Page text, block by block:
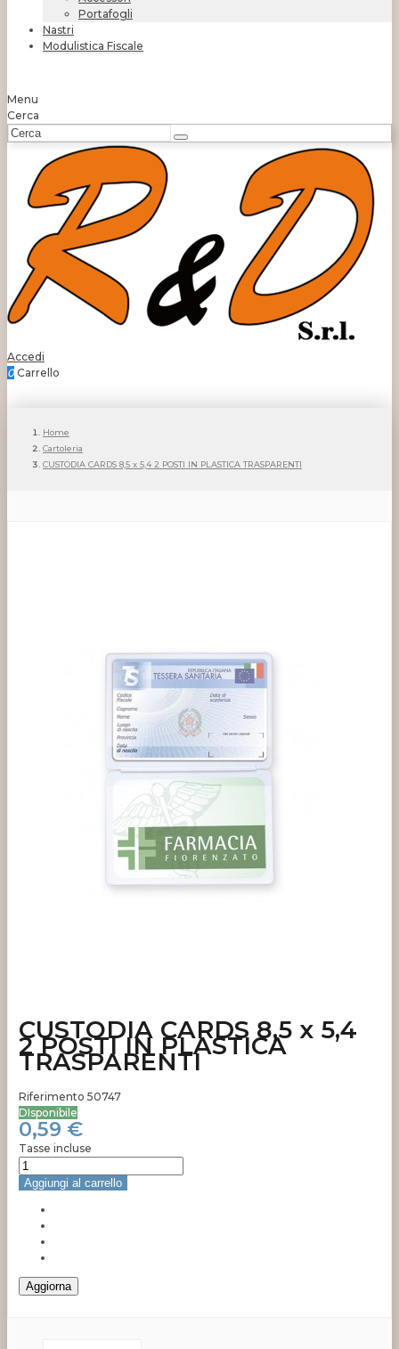
Portafogli
Nastri
Modulistica Fiscale
Menu
Cerca
Accedi
0 Carrello
Home
Cartoleria
CUSTODIA CARDS 8,5 x 5,4 2 POSTI IN PLASTICA TRASPARENTI
CUSTODIA CARDS 8,5 x 5,4
2 POSTI IN PLASTICA
TRASPARENTI
Riferimento 50747
DIsponibile
0,59 €
Tasse incluse
Aggiungi al carrello